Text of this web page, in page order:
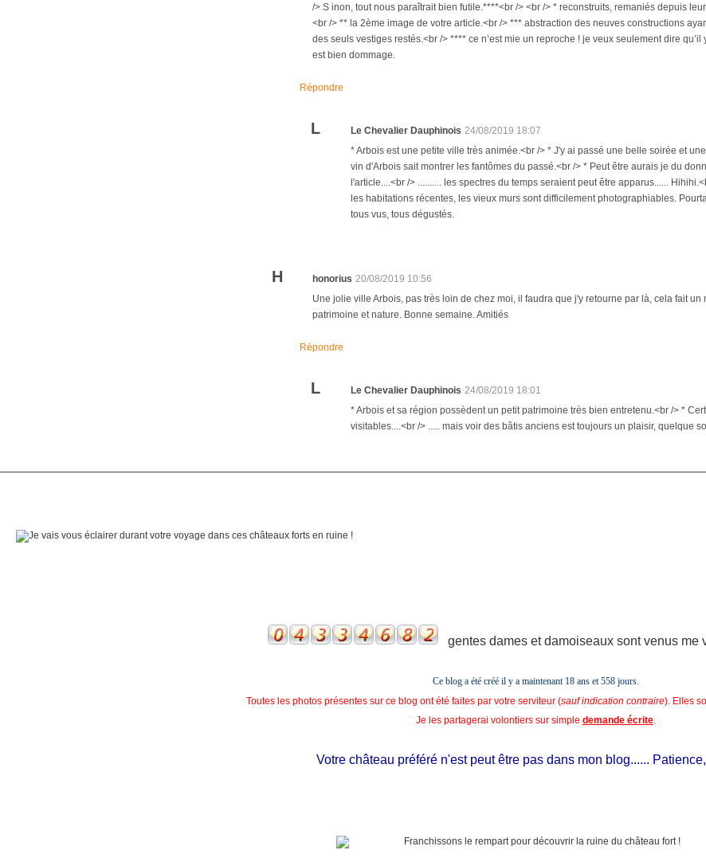
/> S inon, tout nous paraîtrait bien futile.****<br /> <br /> * reconstruits, remaniés depuis
<br /> ** la 2ème image de votre article.<br /> *** abstraction des neuves constructions
des seuls vestiges restés.<br /> **** ce n’est mie un reproche ! je veux seulement dire
est bien dommage.
Répondre
L Le Chevalier Dauphinois 24/08/2019 18:07
* Arbois est une petite ville très animée.<br /> * J'y ai passé une belle soirée et
vin d'Arbois sait montrer les fantômes du passé.<br /> * Peut être aurais je du
l'article....<br /> .......... les spectres du temps seraient peut être apparus......
les habitations récentes, les vieux murs sont difficilement photographiables.
tous vus, tous dégustés.
H honorius 20/08/2019 10:56
Une jolie ville Arbois, pas très loin de chez moi, il faudra que j'y retourne par là, cela fait
patrimoine et nature. Bonne semaine. Amitiés
Répondre
L Le Chevalier Dauphinois 24/08/2019 18:01
* Arbois et sa région possèdent un petit patrimoine très bien entretenu.<br /> *
visitables....<br /> ..... mais voir des bâtis anciens est toujours un plaisir, quelque
gentes dames et damoiseaux sont venus me
Ce blog a été créé il y a maintenant 18 ans et 558 jours.
Toutes les photos présentes sur ce blog ont été faites par votre serviteur (sauf indication contraire). Elles
Je les partagerai volontiers sur simple demande écrite.
Votre château préféré n'est peut être pas dans mon blog...... Patience, il